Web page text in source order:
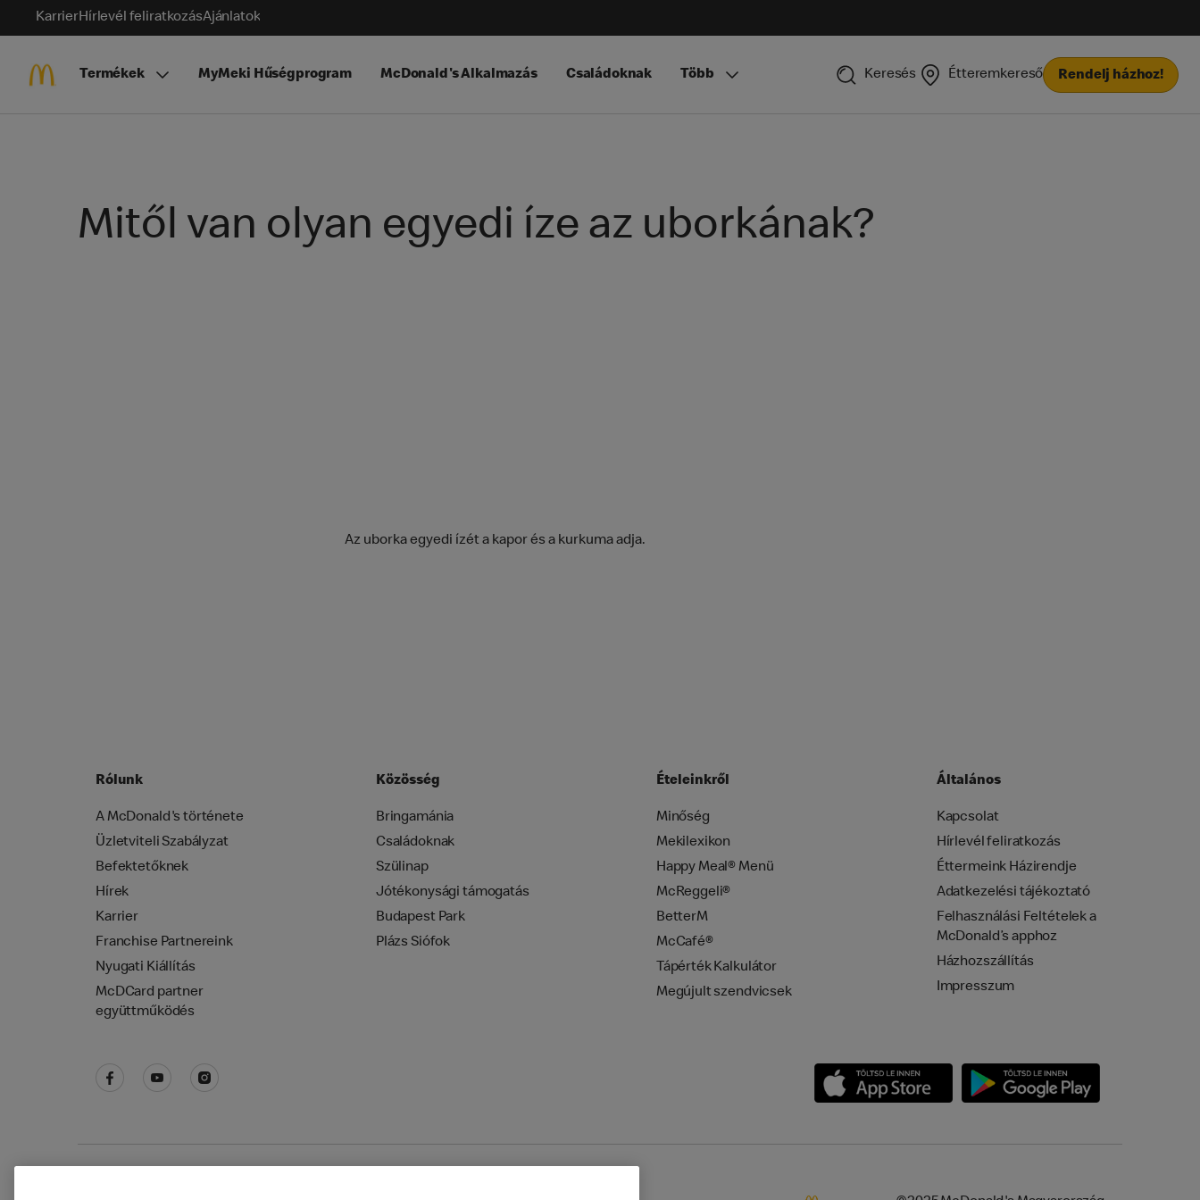
KarrierHírlevél feliratkozásAjánlatok
Termékek MyMeki Hűségprogram McDonald's Alkalmazás Családoknak Több Keresés Étteremkereső Rendelj házhoz!
Mitől van olyan egyedi íze az uborkának?
Az uborka egyedi ízét a kapor és a kurkuma adja.
Rólunk
A McDonald's története
Üzletviteli Szabályzat
Befektetőknek
Hírek
Karrier
Franchise Partnereink
Nyugati Kiállítás
McDCard partner
együttműködés
Közösség
Bringamánia
Családoknak
Szülinap
Jótékonysági támogatás
Budapest Park
Plázs Siófok
Ételeinkről
Minőség
Mekilexikon
Happy Meal® Menü
McReggeli®
BetterM
McCafé®
Tápérték Kalkulátor
Megújult szendvicsek
Általános
Kapcsolat
Hírlevél feliratkozás
Éttermeink Házirendje
Adatkezelési tájékoztató
Felhasználási Feltételek a
McDonald’s apphoz
Házhozszállítás
Impresszum